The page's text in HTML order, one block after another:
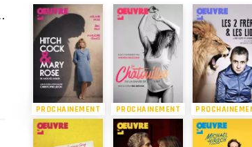
PROCHAINEMENT PROCHAINEMENT